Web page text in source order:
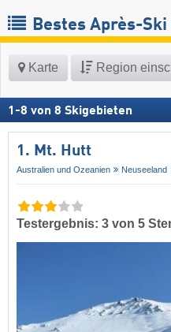
Bestes Après-
Karte Region
1 -8 von 8 Skigebieten
1. Mt. Hutt
Australien und Ozeanien Neuseeland
Testergebnis: 3 von 5